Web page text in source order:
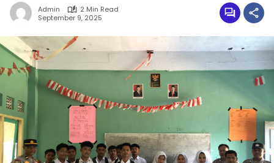
Admin
2 Min Read
September 9, 2025